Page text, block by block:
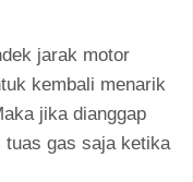
jarak motor
kembali menarik
jika dianggap
tuas gas saja ketika